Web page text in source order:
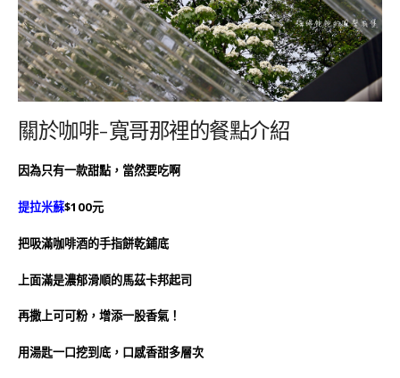
關於咖啡-寬哥那裡的餐點介紹
因為只有一款甜點，當然要吃啊
提拉米蘇$100元
把吸滿咖啡酒的手指餅乾鋪底
上面滿是濃郁滑順的馬茲卡邦起司
再撒上可可粉，增添一股香氣！
用湯匙一口挖到底，口感香甜多層次